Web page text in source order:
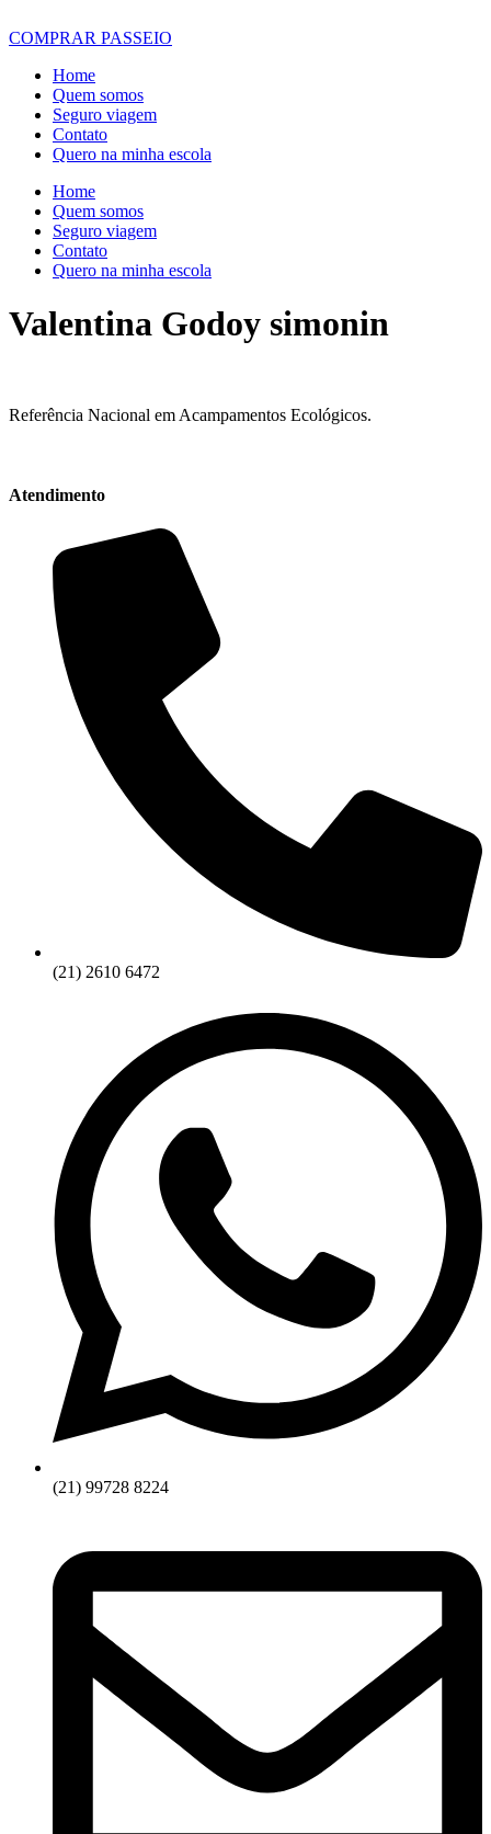
COMPRAR PASSEIO
Home
Quem somos
Seguro viagem
Contato
Quero na minha escola
Home
Quem somos
Seguro viagem
Contato
Quero na minha escola
Valentina Godoy simonin
Referência Nacional em Acampamentos Ecológicos.
Atendimento
(21) 2610 6472
(21) 99728 8224